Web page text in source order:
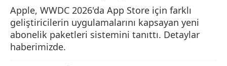
Apple, WWDC 2026'da App Store için farklı
geliştiricilerin uygulamalarını kapsayan yeni
abonelik paketleri sistemini tanıttı. Detaylar
haberimizde.